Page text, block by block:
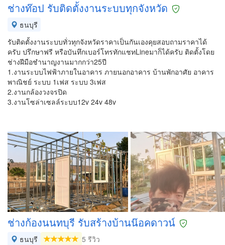
ช่างท๊อป รับติดตั้งงานระบบทุกจังหวัด
ธนบุรี
รับติดตั้งงานระบบทั่วทุกจังหวัดราคาเป็นกันเองคุยสอบถามราคาได้
ครับ ปรึกษาฟรี หรือบันทึกเบอร์โทรทักแชทLineมาก็ได้ครับ ติดตั้งโดย
ช่างฝีมือชำนาญงานมากกว่า25ปี
1.งานระบบไฟฟ้าภายในอาคาร ภายนอกอาคาร บ้านพักอาศัย อาคาร
พาณิชย์ ระบบ 1เฟส ระบบ 3เฟส
2.งานกล้องวงจรปิด
3.งานโซล่าเซลล์ระบบ12v 24v 48v
ช่างก้องนนทบุรี รับสร้างบ้านน๊อค​ดาวน์
ธนบุรี
5 รีวิว